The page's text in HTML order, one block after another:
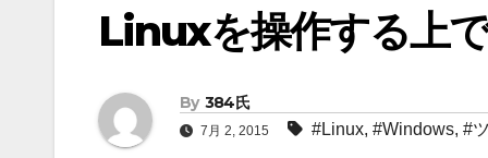
Linuxを操作する上
By 384氏
7月 2, 2015 #Linux, #Windows, #